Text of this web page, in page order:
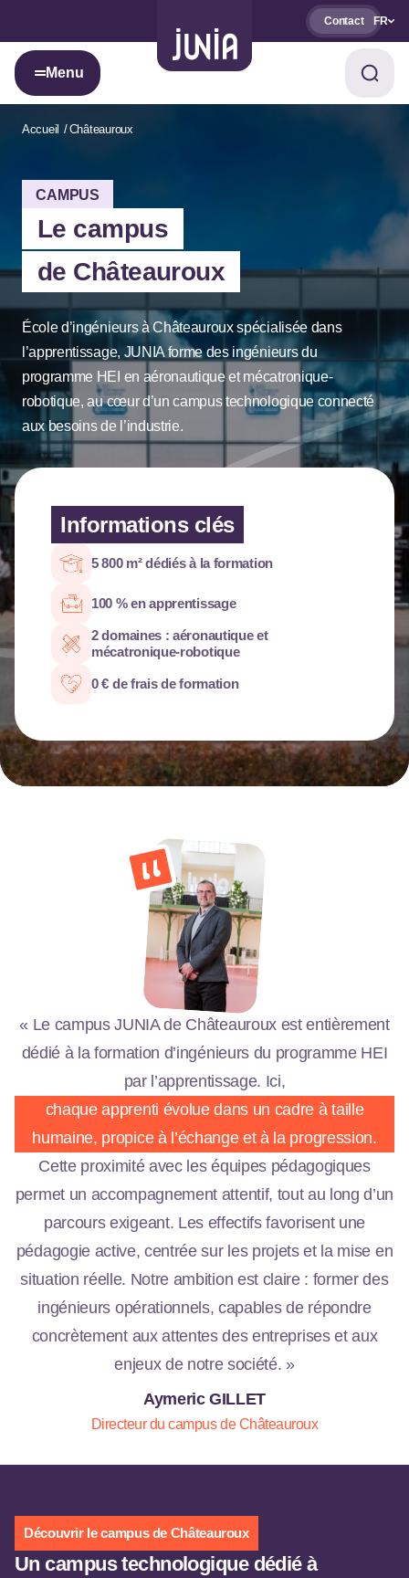
Contact FR
Menu
Accueil Châteauroux
CAMPUS
Le campus
de Châteauroux
École d’ingénieurs à Châteauroux spécialisée dans
l’apprentissage, JUNIA forme des ingénieurs du
programme HEI en aéronautique et mécatronique-
robotique, au cœur d’un campus technologique connecté
aux besoins de l’industrie.
Informations clés
5 800 m² dédiés à la formation
100 % en apprentissage
2 domaines : aéronautique et
mécatronique-robotique
0 € de frais de formation
« Le campus JUNIA de Châteauroux est entièrement
dédié à la formation d’ingénieurs du programme HEI
par l’apprentissage. Ici,
chaque apprenti évolue dans un cadre à taille
humaine, propice à l’échange et à la progression.
Cette proximité avec les équipes pédagogiques
permet un accompagnement attentif, tout au long d’un
parcours exigeant. Les effectifs favorisent une
pédagogie active, centrée sur les projets et la mise en
situation réelle. Notre ambition est claire : former des
ingénieurs opérationnels, capables de répondre
concrètement aux attentes des entreprises et aux
enjeux de notre société. »
Aymeric GILLET
Directeur du campus de Châteauroux
Découvrir le campus de Châteauroux
Un campus technologique dédié à